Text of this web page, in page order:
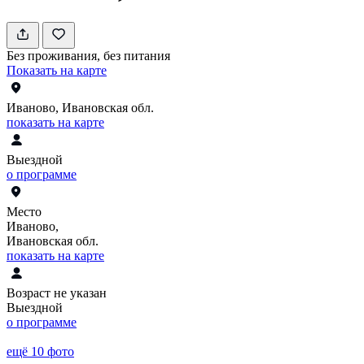
Без проживания, без питания
Показать на карте
Иваново, Ивановская обл.
показать на карте
Выездной
о программе
Место
Иваново,
Ивановская обл.
показать на карте
Возраст не указан
Выездной
о программе
ещё 10 фото